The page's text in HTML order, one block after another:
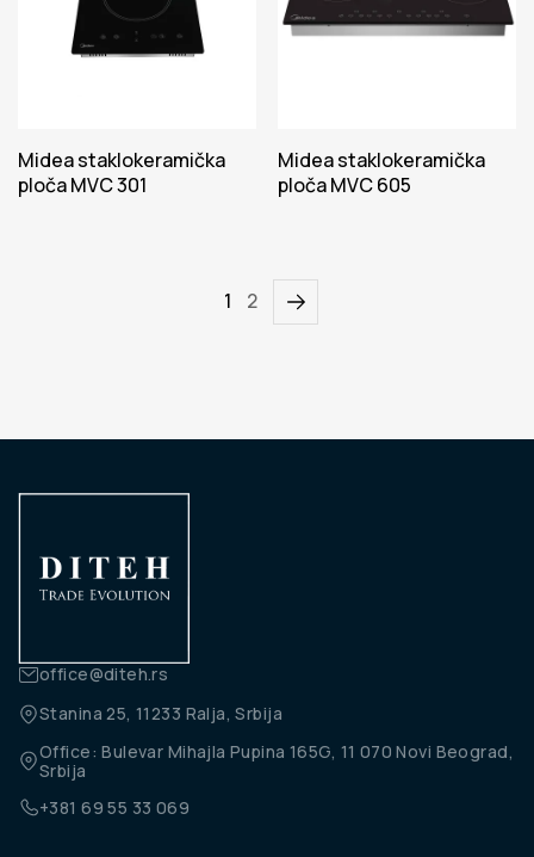
Midea staklokeramička
ploča MVC 301
Midea staklokeramička
ploča MVC 605
1 2
office@diteh.rs
Stanina 25, 11233 Ralja, Srbija
Office: Bulevar Mihajla Pupina 165G, 11 070 Novi Beograd,
Srbija
+381 69 55 33 069